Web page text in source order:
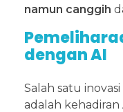
namun canggih
dengan AI
Salah satu
adalah kehadiran